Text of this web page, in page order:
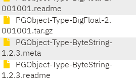
001001.readme
PGObject-Type-BigFloat-2.
001001.tar.gz
PGObject-Type-ByteString-
1.2.3.meta
PGObject-Type-ByteString-
1.2.3.readme